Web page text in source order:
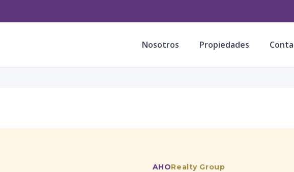
Nosotros Propiedades
AHORealty Group